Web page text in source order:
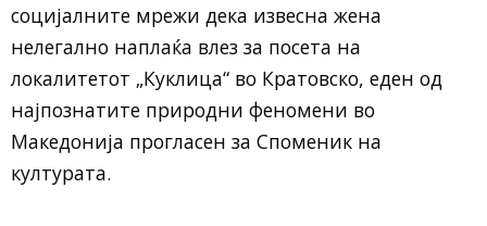
социјалните мрежи дека извесна жена
нелегално наплаќа влез за посета на
локалитетот „Куклица“ во Кратовско, еден од
најпознатите природни феномени во
Македонија прогласен за Споменик на
културата.